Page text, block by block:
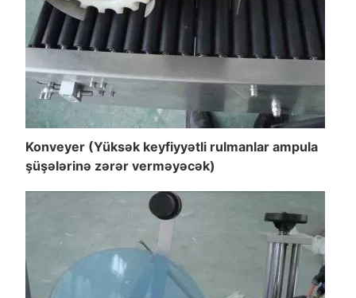
Konveyer (Yüksək keyfiyyətli rulmanlar ampula
şüşələrinə zərər verməyəcək)